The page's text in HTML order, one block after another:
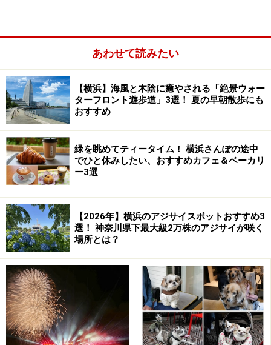
横浜の開港記念日である6月2日を中心に開催される「
浜開港祭」。2026年は6月1～2日の2日間、みなとみらい
21地区の臨港パーク周辺で開催されます。
「Thanks to the Port～開港を祝い、港に感謝しよう
をメインテーマに、マリンイベント、ランドイベント、
ステージイベントが繰り広げられます。
横浜開港祭のフィナーレを飾るのが、光と音と花火が融
合した「ビームスペクタクル in ハーバー」です。今回
は、臨港パーク海上で約3000発の花火とドローンショー
が開催される予定です。日時は6月2日19:20～20:00（予
定）。
観覧は無料 無料観覧エリアMAP）ですが、木などで
視界が遮られるエリアがあるので、条件のよい場所から
早々に埋まっていく傾向にあります。
協賛（有料）の「ハンマーヘッドパークエリア」「9号
あわせて読みたい
【横浜】海風と木陰に癒やされる「絶景ウォー
ターフロント遊歩道」3選！ 夏の早朝散歩にも
おすすめ
緑を眺めてティータイム！ 横浜さんぽの途中
でひと休みしたい、おすすめカフェ＆ベーカリ
ー3選
【2026年】横浜のアジサイスポットおすすめ3
選！ 神奈川県下最大級2万株のアジサイが咲く
場所とは？